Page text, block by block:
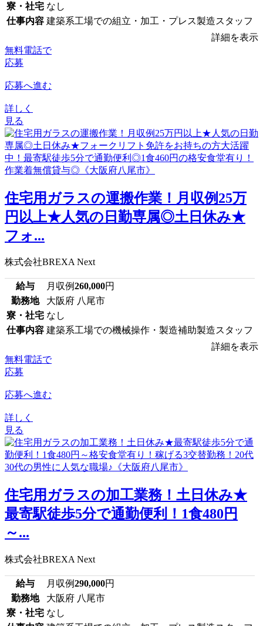
寮・社宅 なし
仕事内容 建築系工場での組立・加工・プレス製造スタッフ
詳細を表示
無料電話で
応募
応募へ進む
詳しく
見る
住宅用ガラスの運搬作業！月収例25万
円以上★人気の日勤専属◎土日休み★
フォ...
株式会社BREXA Next
給与 月収例260,000円
勤務地
大阪府 八尾市
寮・社宅 なし
仕事内容 建築系工場での機械操作・製造補助製造スタッフ
詳細を表示
無料電話で
応募
応募へ進む
詳しく
見る
住宅用ガラスの加工業務！土日休み★
最寄駅徒歩5分で通勤便利！1食480円
～...
株式会社BREXA Next
給与 月収例290,000円
勤務地
大阪府 八尾市
寮・社宅 なし